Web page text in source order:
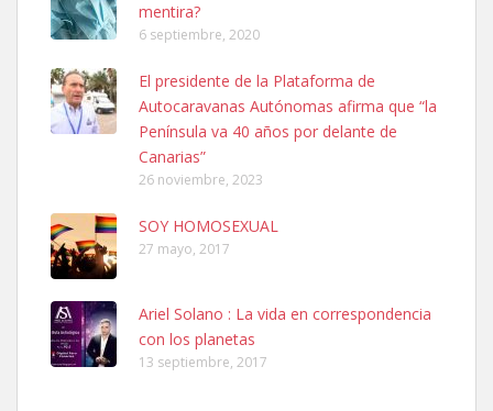
SHIBA PERDIDO AVDA JOSE MESA Y LOPEZ
PERRO MACHO RAZA SHIBA CON MICROCHIP PERDIDO HOY
06/07/2025 ZONA MESA Y LOPEZ. ES MUY ASUSTADIZO
Leales.org » Gran Canaria | 6.7.2025
Ninfa perdida
mentira?
6 septiembre, 2020
El presidente de la Plataforma de
Autocaravanas Autónomas afirma que “la
Península va 40 años por delante de
Canarias”
26 noviembre, 2023
SOY HOMOSEXUAL
27 mayo, 2017
Ariel Solano : La vida en correspondencia
con los planetas
13 septiembre, 2017